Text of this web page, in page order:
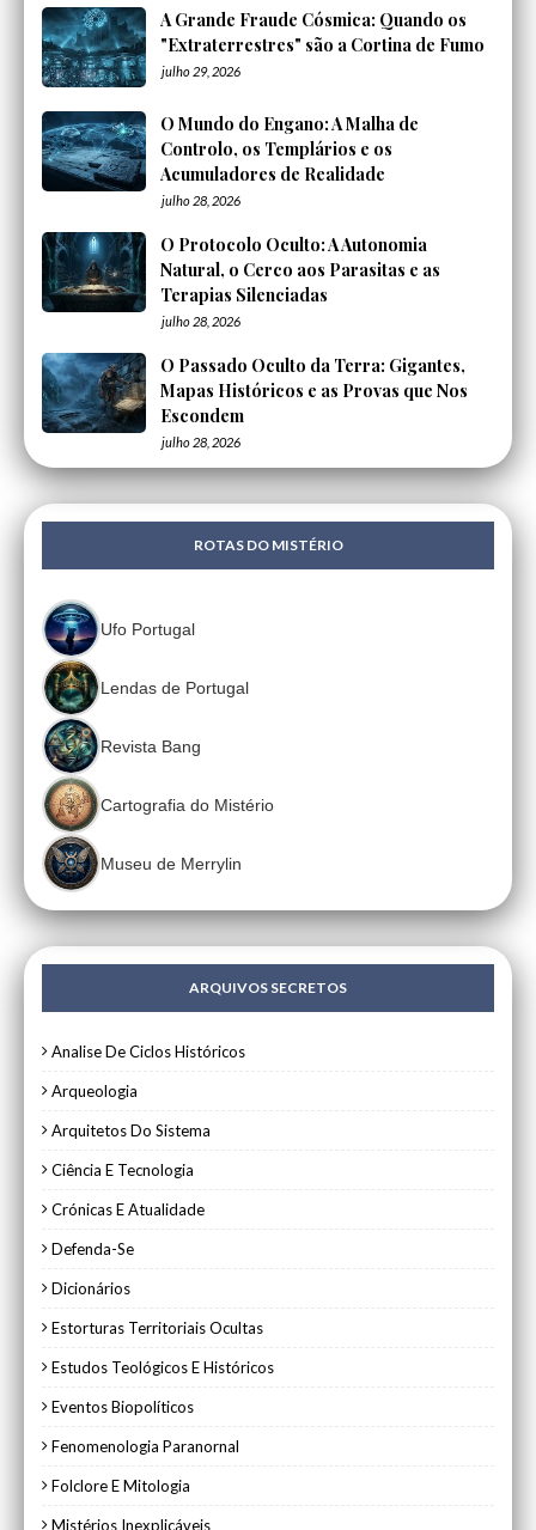
A Grande Fraude Cósmica: Quando os
"Extraterrestres" são a Cortina de Fumo
julho 29, 2026
O Mundo do Engano: A Malha de
Controlo, os Templários e os
Acumuladores de Realidade
julho 28, 2026
O Protocolo Oculto: A Autonomia
Natural, o Cerco aos Parasitas e as
Terapias Silenciadas
julho 28, 2026
O Passado Oculto da Terra: Gigantes,
Mapas Históricos e as Provas que Nos
Escondem
julho 28, 2026
ROTAS DO MISTÉRIO
Ufo Portugal
Lendas de Portugal
Revista Bang
Cartografia do Mistério
Museu de Merrylin
ARQUIVOS SECRETOS
Analise De Ciclos Históricos
Arqueologia
Arquitetos Do Sistema
Ciência E Tecnologia
Crónicas E Atualidade
Defenda-Se
Dicionários
Estorturas Territoriais Ocultas
Estudos Teológicos E Históricos
Eventos Biopolíticos
Fenomenologia Paranornal
Folclore E Mitologia
Mistérios Inexplicáveis